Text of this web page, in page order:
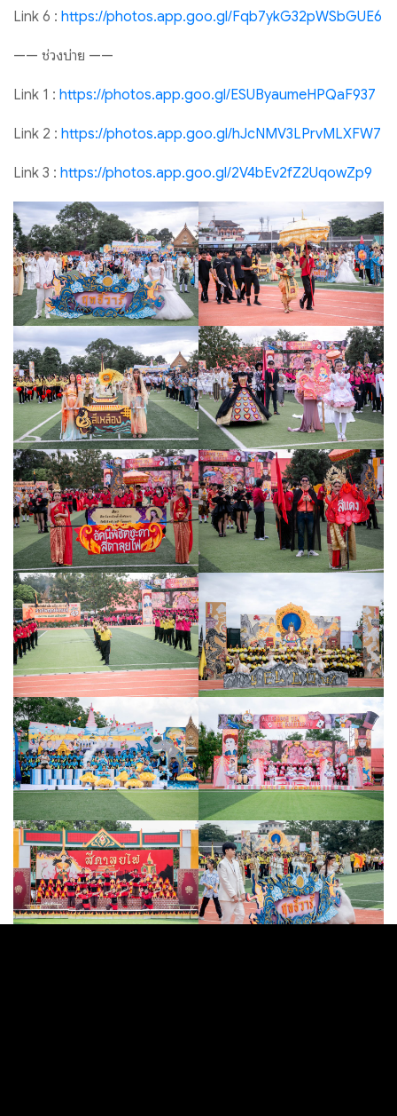
Link 6 : https://photos.app.goo.gl/Fqb7ykG32pWSbGUE6
—— ช่วงบ่าย ——
Link 1 : https://photos.app.goo.gl/ESUByaumeHPQaF937
Link 2 : https://photos.app.goo.gl/hJcNMV3LPrvMLXFW7
Link 3 : https://photos.app.goo.gl/2V4bEv2fZ2UqowZp9